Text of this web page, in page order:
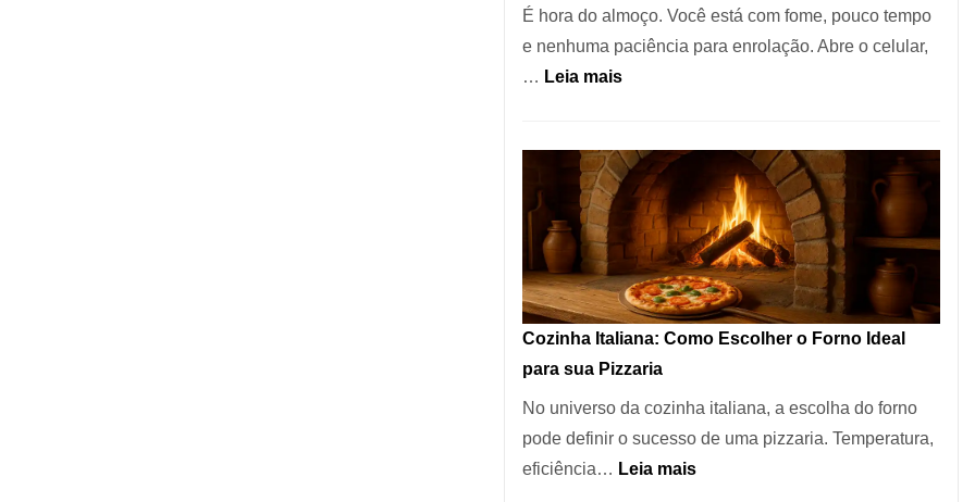
É hora do almoço. Você está com fome, pouco tempo
e nenhuma paciência para enrolação. Abre o celular,
… Leia mais:
Encontrar
um
Bom
Lugar
para
Comer?
Este
Portal
Quer
Resolver
Isso
Cozinha Italiana: Como Escolher o Forno Ideal
para sua Pizzaria
No universo da cozinha italiana, a escolha do forno
pode definir o sucesso de uma pizzaria. Temperatura,
eficiência… Leia mais: